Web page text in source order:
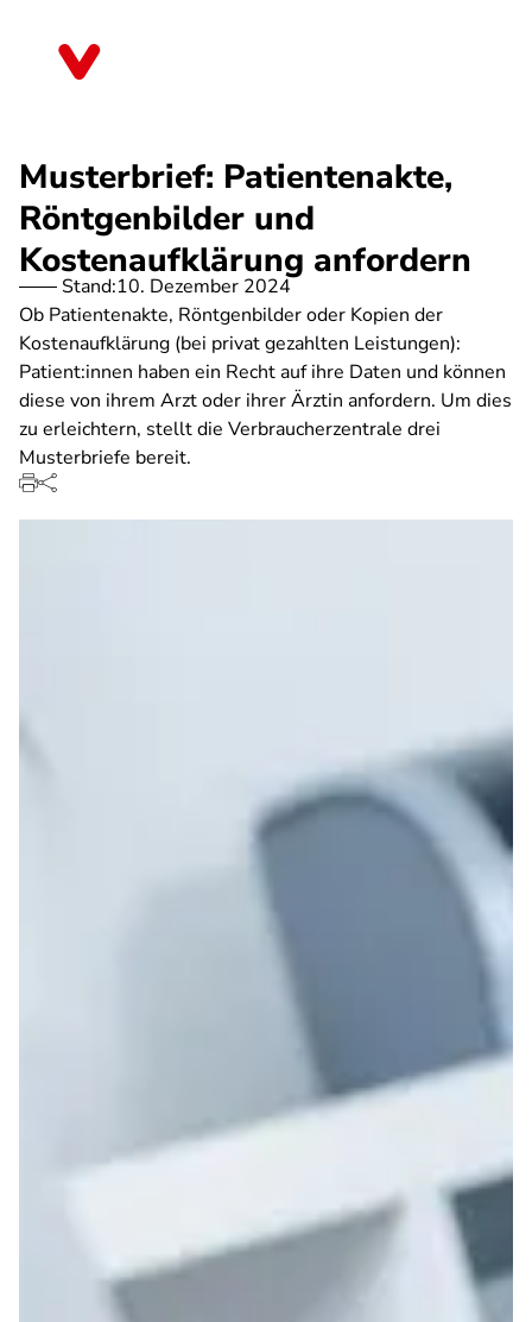
Musterbrief: Patientenakte,
Röntgenbilder und
Kostenaufklärung anfordern
Stand:10. Dezember 2024
Ob Patientenakte, Röntgenbilder oder Kopien der
Kostenaufklärung (bei privat gezahlten Leistungen):
Patient:innen haben ein Recht auf ihre Daten und können
diese von ihrem Arzt oder ihrer Ärztin anfordern. Um dies
zu erleichtern, stellt die Verbraucherzentrale drei
Musterbriefe bereit.